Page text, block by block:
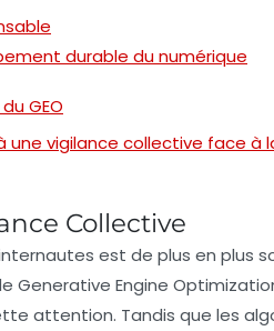
durable du numérique
GEO
une vigilance collective face
Collective
est de plus en plus
Generative Engine
attention. Tandis que les